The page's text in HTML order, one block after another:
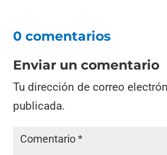
0 comentarios
Enviar un comentario
Tu dirección de correo
publicada.